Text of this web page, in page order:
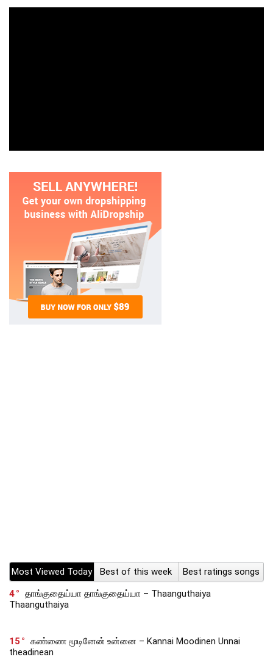
Most Viewed Today Best of this week
Best ratings songs
4
தாங்குதைய்யா தாங்குதைய்யா – Thaanguthaiya
Thaanguthaiya
15
கண்ணை மூடினேன் உன்னை – Kannai Moodinen Unnai
theadinean